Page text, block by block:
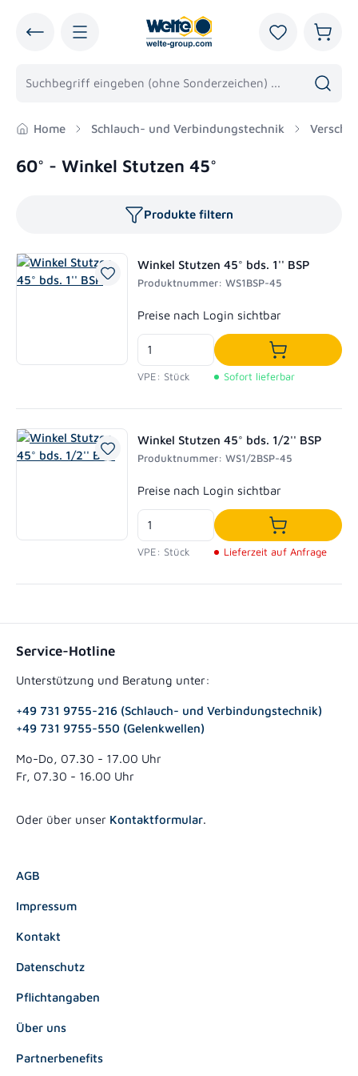
Du hast 0
Home Schlauch- und Verbindungstechnik
60° - Winkel Stutzen 45°
Produkte filtern
Winkel Stutzen 45° bds. 1'' BSP
Produktnummer: WS1BSP-45
Regulärer Preis:
Preise nach Login sichtbar
VPE: Stück
In den
Sofort lieferbar
Winkel Stutzen 45° bds. 1/2'' BSP
Produktnummer: WS1/2BSP-45
Regulärer Preis:
Preise nach Login sichtbar
VPE: Stück
In den
Lieferzeit auf Anfrage
Service-Hotline
Unterstützung und Beratung unter:
+49 731 9755-216 (Schlauch- und Verbindungstechnik)
+49 731 9755-550 (Gelenkwellen)
Mo-Do, 07.30 - 17.00 Uhr
Fr, 07.30 - 16.00 Uhr
Oder über unser Kontaktformular.
AGB
Impressum
Kontakt
Datenschutz
Pflichtangaben
Über uns
Partnerbenefits